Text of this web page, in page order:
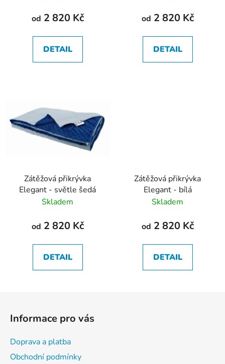
od 2 820 Kč
DETAIL
od 2 820 Kč
DETAIL
Zátěžová přikrývka
Elegant - světle šedá
Skladem
od 2 820 Kč
DETAIL
Zátěžová přikrývka
Elegant - bílá
Skladem
od 2 820 Kč
DETAIL
Informace pro vás
Doprava a platba
Obchodní podmínky